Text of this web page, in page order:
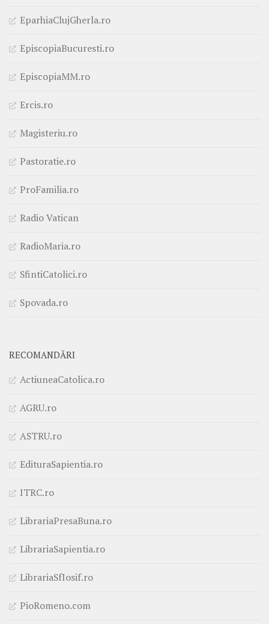
EparhiaClujGherla.ro
EpiscopiaBucuresti.ro
EpiscopiaMM.ro
Ercis.ro
Magisteriu.ro
Pastoratie.ro
ProFamilia.ro
Radio Vatican
RadioMaria.ro
SfintiCatolici.ro
Spovada.ro
RECOMANDĂRI
ActiuneaCatolica.ro
AGRU.ro
ASTRU.ro
EdituraSapientia.ro
ITRC.ro
LibrariaPresaBuna.ro
LibrariaSapientia.ro
LibrariaSfIosif.ro
PioRomeno.com